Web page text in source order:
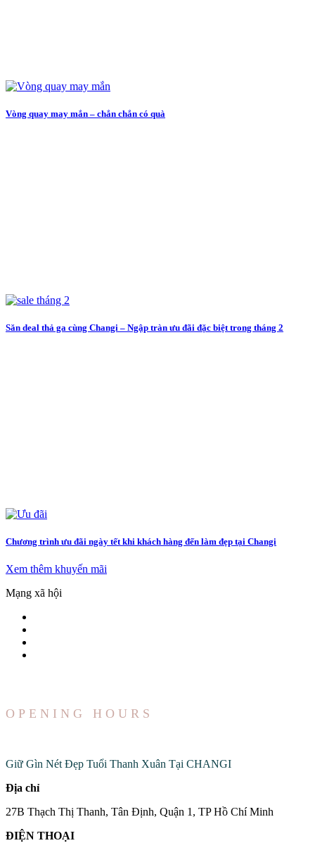
Vòng quay may mắn – chắn chắn có quà
Săn deal thả ga cùng Changi – Ngập tràn ưu đãi đặc biệt trong tháng 2
Chương trình ưu đãi ngày tết khi khách hàng đến làm đẹp tại Changi
Xem thêm khuyến mãi
Mạng xã hội
OPENING HOURS
Giữ Gìn Nét Đẹp Tuổi Thanh Xuân Tại CHANGI
Địa chỉ
27B Thạch Thị Thanh, Tân Định, Quận 1, TP Hồ Chí Minh
ĐIỆN THOẠI